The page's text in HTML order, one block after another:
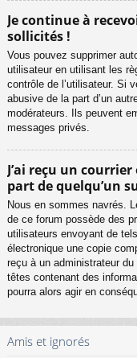
Je continue à
sollicités !
Vous pouvez supprimer
utilisateur en utilisant les
contrôle de l’utilisateur. Si
abusive de la part d’un
modérateurs. Ils peuvent
messages privés.
J’ai reçu un
part de quelqu’un
Nous en sommes navrés.
de ce forum possède des
utilisateurs envoyant de
électronique une copie
reçu à un administrateur
têtes contenant des
pourra alors agir en
Amis et ignorés